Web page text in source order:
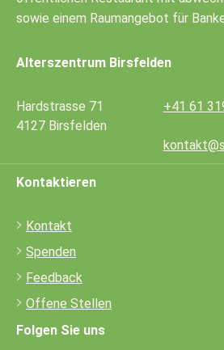
sowie einem Raumangebot für
Alterszentrum Birsfelden
Hardstrasse 71
4127 Birsfelden
+41 61
Kontaktieren
Kontakt
Spenden
Feedback
Offene Stellen
Folgen Sie uns